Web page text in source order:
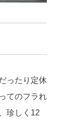
ったり定休
てのフラれ
珍しく12